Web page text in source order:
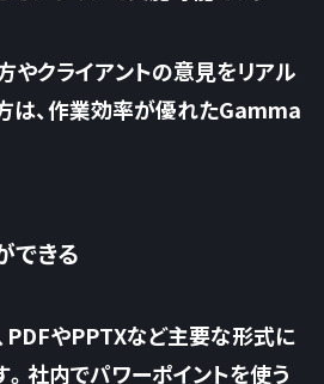
やクライアントの意見をリアル
は、作業効率が優れたGamma
できる
PDFやPPTXなど主要な形式に
社内でパワーポイントを使う